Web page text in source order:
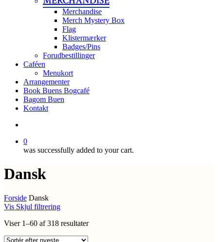
Merchandise
Merch Mystery Box
Flag
Klistermærker
Badges/Pins
Forudbestillinger
Caféen
Menukort
Arrangementer
Book Buens Bogcafé
Bagom Buen
Kontakt
0
was successfully added to your cart.
Dansk
Forside Dansk
Vis Skjul filtrering
Viser 1–60 af 318 resultaterSorteret